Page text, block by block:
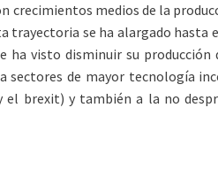
medios de la
trayectoria se ha alargado
visto disminuir su producción
de mayor tecnología
brexit) y también a la no